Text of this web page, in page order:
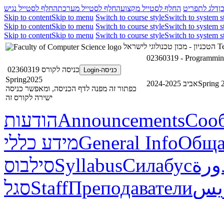
דלג לתפריט החלף לסטייל מקצועהחלף לסטייל מערכתהחלף לסטייל נגיש
Skip to contentSkip to menu Switch to course styleSwitch to system
Skip to contentSkip to menu Switch to course styleSwitch to system
Skip to contentSkip to menu Switch to course styleSwitch to system
02360319 -
כניסה-Login
כניסה לקורס 02360319
Spring2025
כפתור זה מפנה לדף הכניסה, ומאפשר כניסה
ישירה לקורס זה
אביב 2024-2025Spring
הודעותAnnouncements
מידע כלליGeneral Info
סילבוסSyllabusСилабус
סגלStaffПреподаватели